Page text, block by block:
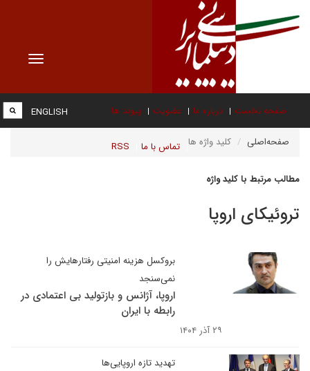
Toggle
صفحه نخست درباره ما عضویت پیوند ها
تماس با ما RSS
ENGLISH
صفحه‌اصلی کلید واژه ها
مطالب مرتبط با کلید واژه
تروئیکای اروپا
بروکسل هزینه امنیتی رفتارهایش را
نمی‌سنجد
اروپا، آژانس و بازتولید بی اعتمادی در
رابطه با ایران
۲۹ آذر ۱۴۰۴
تهدید تازه اروپایی‌ها